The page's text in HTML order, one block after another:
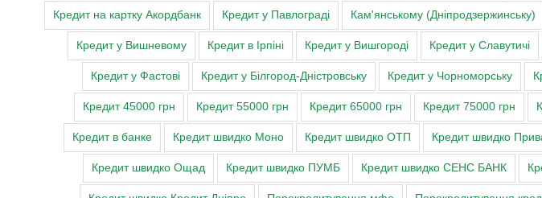
Кредит на картку Акордбанк Кредит у Павлограді Кам'янському (Дніпродзержинську)
Кредит у Вишневому Кредит в Ірпіні Кредит у Вишгороді Кредит у Славутичі
Кредит у Фастові Кредит у Білгород-Дністровську Кредит у Чорноморську
Кредит 45000 грн Кредит 55000 грн Кредит 65000 грн Кредит 75000 грн
Кредит в банке Кредит швидко Моно Кредит швидко ОТП Кредит швидко
Кредит швидко Ощад Кредит швидко ПУМБ Кредит швидко СЕНС БАНК